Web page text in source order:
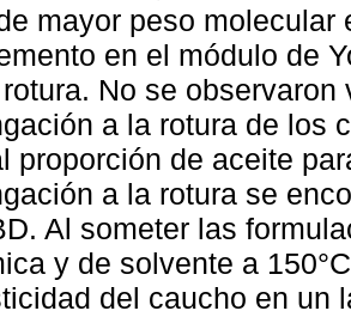
mayor peso
en el módulo de
No se
a la rotura de los
proporción de aceite
a la rotura se
Al someter las
y de solvente a
del caucho en un